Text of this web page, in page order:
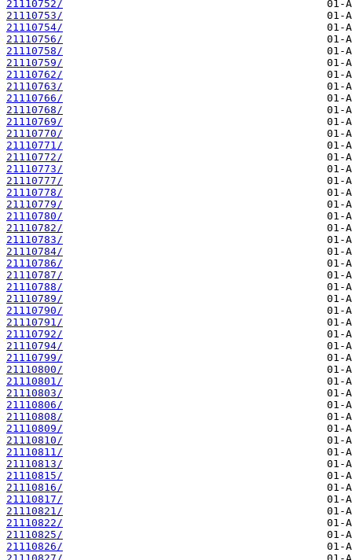
21110752/
21110753/
21110754/
21110756/
21110758/
21110759/
21110762/
21110763/
21110766/
21110768/
21110769/
21110770/
21110771/
21110772/
21110773/
21110777/
21110778/
21110779/
21110780/
21110782/
21110783/
21110784/
21110786/
21110787/
21110788/
21110789/
21110790/
21110791/
21110792/
21110794/
21110799/
21110800/
21110801/
21110803/
21110806/
21110808/
21110809/
21110810/
21110811/
21110813/
21110815/
21110816/
21110817/
21110821/
21110822/
21110825/
21110826/